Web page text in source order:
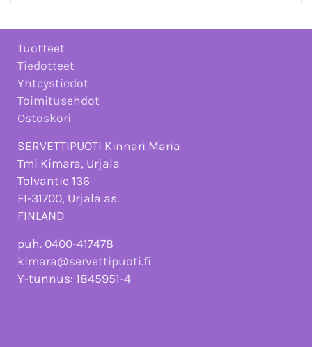
Tuotteet
Tiedotteet
Yhteystiedot
Toimitusehdot
Ostoskori
SERVETTIPUOTI Kinnari Maria
Tmi Kimara, Urjala
Tolvantie 136
FI-31700, Urjala as.
FINLAND
puh. 0400-417478
kimara@servettipuoti.fi
Y-tunnus: 1845951-4